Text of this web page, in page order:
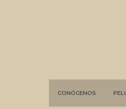
CONÓCENOS